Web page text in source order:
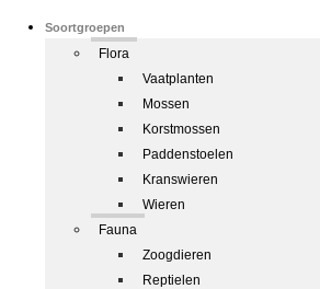
Soortgroepen
Flora
Vaatplanten
Mossen
Korstmossen
Paddenstoelen
Kranswieren
Wieren
Fauna
Zoogdieren
Reptielen